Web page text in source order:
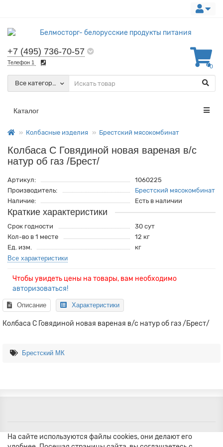
+7 (495) 736-70-57
Телефон 1
0
Все категории
Каталог
Колбасные изделия Брестский мясокомбинат
Колбаса С Говядиной новая вареная в/с
натур об газ /Брест/
Артикул:
1060225
Производитель:
Брестский мясокомбинат
Наличие:
Есть в наличии
Краткие характеристики
Срок годности
30 сут
Кол-во в 1 месте
12 кг
Ед. изм.
кг
Все характеристики
Чтобы увидеть цены на товары, вам необходимо
авторизоваться!
Описание Характеристики
Колбаса С Говядиной новая вареная в/с натур об газ /Брест/
Брестский МК
На сайте используются файлы cookies, они делают его